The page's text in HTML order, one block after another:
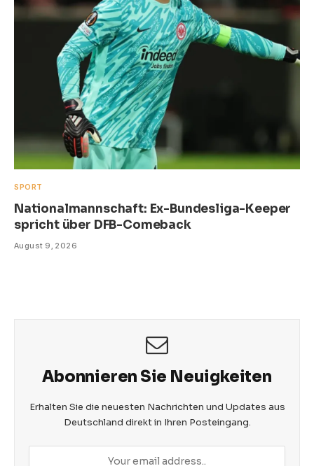
SPORT
Nationalmannschaft: Ex-Bundesliga-Keeper
spricht über DFB-Comeback
August 9, 2026
Abonnieren Sie Neuigkeiten
Erhalten Sie die neuesten Nachrichten und Updates aus
Deutschland direkt in Ihren Posteingang.